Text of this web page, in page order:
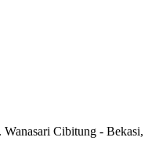
Cibitung - Bekasi,